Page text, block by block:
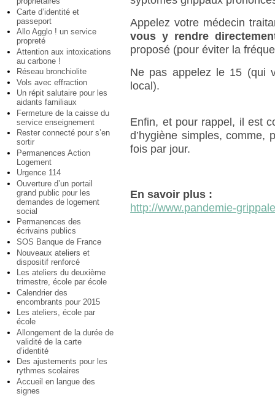
Carte d’identité et
passeport
Allo Agglo ! un service
propreté
Attention aux intoxications
au carbone !
Réseau bronchiolite
Vols avec effraction
Un répit salutaire pour les
aidants familiaux
Fermeture de la caisse du
service enseignement
Rester connecté pour s’en
sortir
Permanences Action
Logement
Urgence 114
Ouverture d’un portail
grand public pour les
demandes de logement
social
Permanences des
écrivains publics
SOS Banque de France
Nouveaux ateliers et
dispositif renforcé
Les ateliers du deuxième
trimestre, école par école
Calendrier des
encombrants pour 2015
Les ateliers, école par
école
Allongement de la durée de
validité de la carte
d’identité
Des ajustements pour les
rythmes scolaires
Accueil en langue des
signes
Appelez votre médecin
vous y rendre
proposé (pour éviter la
Ne pas appelez le 15 (qui
local).
Enfin, et pour rappel, il est
d’hygiène simples, comme,
fois par jour.
En savoir plus :
http://www.pandemie-